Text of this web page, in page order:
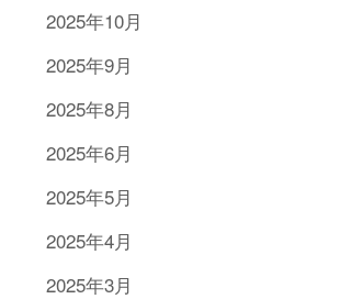
2025年10月
2025年9月
2025年8月
2025年6月
2025年5月
2025年4月
2025年3月